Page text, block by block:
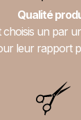
Qualité
un par
leur rapport